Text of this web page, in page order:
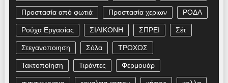
Προστασία από φωτιά
Προστασία χεριων
ΡΟΔΑ
Ρούχα Εργασίας
ΣΙΛΙΚΟΝΗ ΣΠΡΕΙ
Σέτ
Στεγανοποιηση
Σόλα
ΤΡΟΧΟΣ
Τακτοποίηση
Τιράντες
Φερμουάρ